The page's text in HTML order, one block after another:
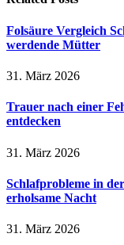
Folsäure Vergleich
werdende Mütter
31. März 2026
Trauer nach einer
entdecken
31. März 2026
Schlafprobleme in
erholsame Nacht
31. März 2026